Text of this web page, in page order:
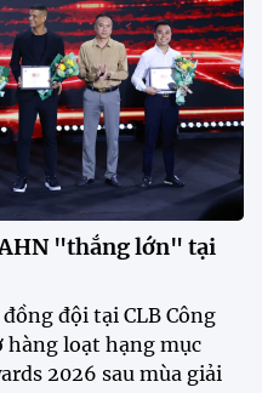
sân để trực tiếp theo
sao nhập tịch.
"thắng lớn" tại
lan tỏa đam mê tại
thưởng đặc biệt từ